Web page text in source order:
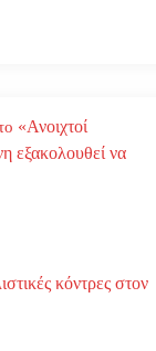
«Ανοιχτοί
εξακολουθεί να
κόντρες στον